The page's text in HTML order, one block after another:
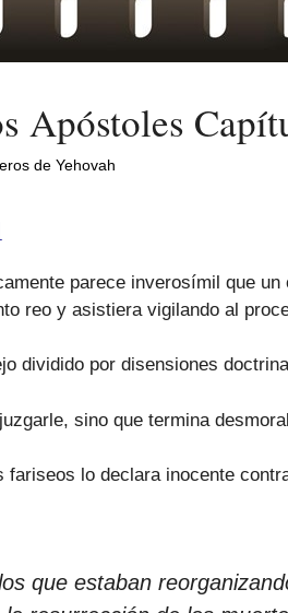
Apóstoles
de Yehovah
parece inverosímil que
reo y asistiera vigilando al
dividido por disensiones
sino que termina
fariseos lo declara inocente
que estaban